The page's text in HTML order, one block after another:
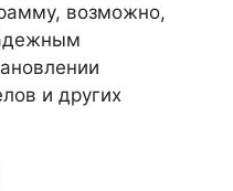
возможно,
и других